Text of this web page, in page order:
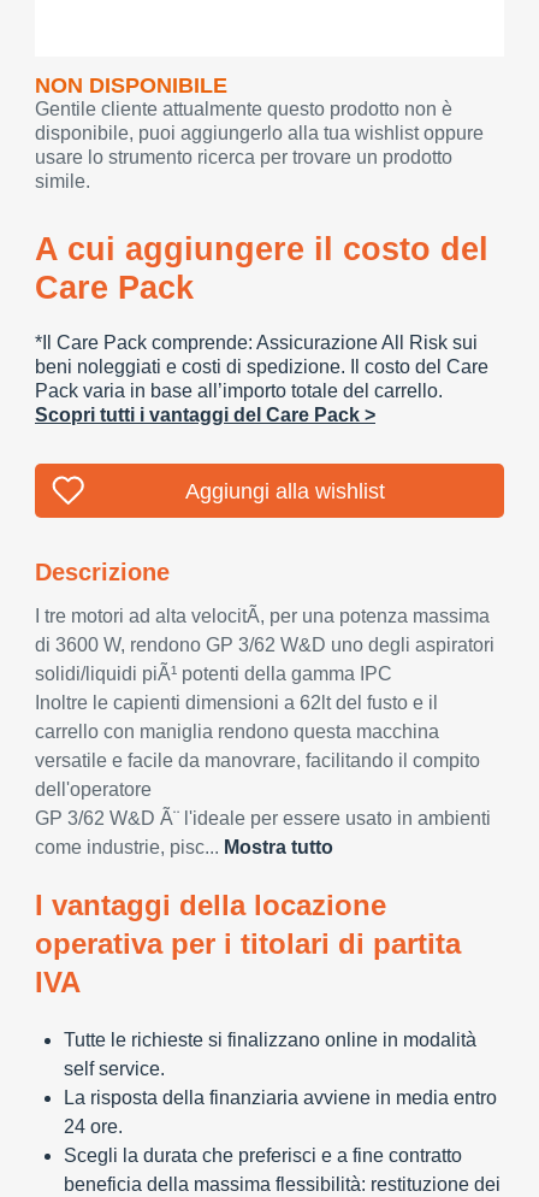
NON DISPONIBILE
Gentile cliente attualmente questo prodotto non è
disponibile, puoi aggiungerlo alla tua wishlist oppure
usare lo strumento ricerca per trovare un prodotto
simile.
A cui aggiungere il costo del
Care Pack
*Il Care Pack comprende: Assicurazione All Risk sui
beni noleggiati e costi di spedizione. Il costo del Care
Pack varia in base all’importo totale del carrello.
Scopri tutti i vantaggi del Care Pack >
Aggiungi alla wishlist
Descrizione
I tre motori ad alta velocitÃ, per una potenza massima
di 3600 W, rendono GP 3/62 W&D uno degli aspiratori
solidi/liquidi piÃ¹ potenti della gamma IPC
Inoltre le capienti dimensioni a 62lt del fusto e il
carrello con maniglia rendono questa macchina
versatile e facile da manovrare, facilitando il compito
dell'operatore
GP 3/62 W&D Ã¨ l'ideale per essere usato in ambienti
come industrie, pisc... Mostra tutto
I vantaggi della locazione
operativa per i titolari di partita
IVA
Tutte le richieste si finalizzano online in modalità
self service.
La risposta della finanziaria avviene in media entro
24 ore.
Scegli la durata che preferisci e a fine contratto
beneficia della massima flessibilità: restituzione dei